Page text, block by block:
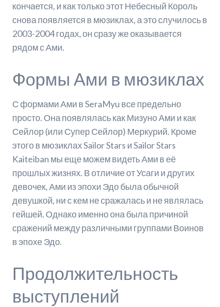
кончается, и как только этот Небесный Король
снова появляется в мюзиклах, а это случилось в
2003-2004 годах, он сразу же оказывается
рядом с Ами.
Формы Ами в мюзиклах
С формами Ами в SeraMyu все предельно
просто. Она появлялась как Мизуно Ами и как
Сейлор (или Супер Сейлор) Меркурий. Кроме
этого в мюзиклах Sailor Stars и Sailor Stars
Kaiteiban мы еще можем видеть Ами в её
прошлых жизнях. В отличие от Усаги и других
девочек, Ами из эпохи Эдо была обычной
девушкой, ни с кем не сражалась и не являлась
гейшей. Однако именно она была причиной
сражений между различными группами Воинов
в эпохе Эдо.
Продолжительность
выступлений